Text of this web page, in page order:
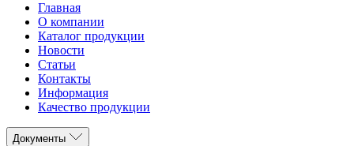
Главная
О компании
Каталог продукции
Новости
Статьи
Контакты
Информация
Качество продукции
Документы